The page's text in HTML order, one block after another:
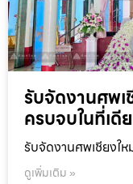
รับจัดงานศพ
ครบจบในที่เดี
รับจัดงานศพเชียงใ
ดูเพิ่มเติม »